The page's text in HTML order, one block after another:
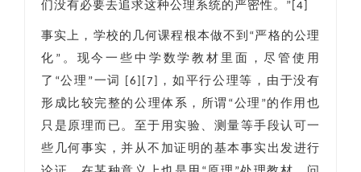
们没有必要去追求这种公理系统的严密性。”[4]
事实上，学校的几何课程根本做不到“严格的公理
化”。现今一些中学数学教材里面，尽管使用
了“公理”一词 [6][7]，如平行公理等，由于没有
形成比较完整的公理体系，所谓“公理”的作用也
只是原理而已。至于用实验、测量等手段认可一
些几何事实，并从不加证明的基本事实出发进行